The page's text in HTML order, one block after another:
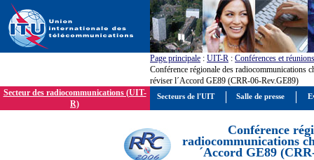
Page principale : UIT-R : Conférences et réunions
Conférence régionale des radiocommunications
réviser l´Accord GE89 (CRR-06-Rev.GE89)
Secteur des radiocommunications (UIT-
R)
Conférence
radiocommunications
´Accord GE89
Secteurs de l'UIT Salle de presse